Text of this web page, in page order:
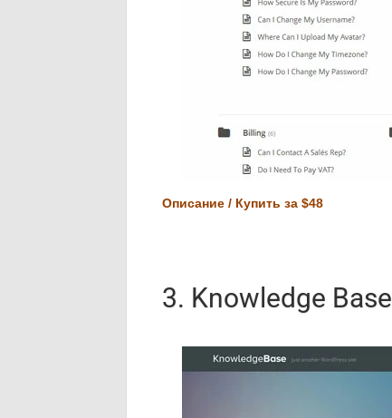
Описание / Купить за $48
3. Knowledge Base